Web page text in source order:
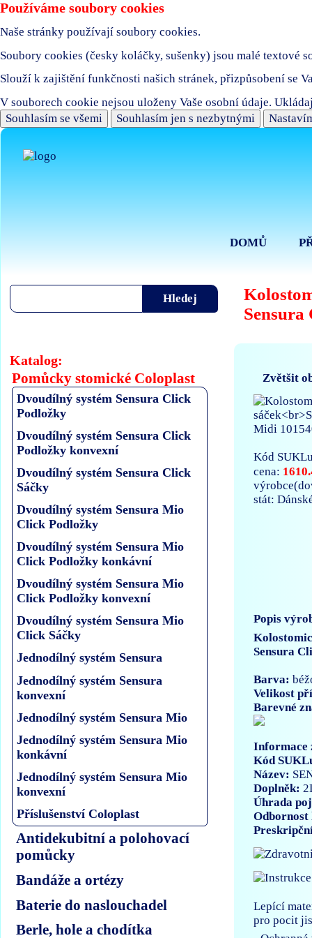
Používáme soubory cookies
Naše stránky používají soubory cookies.
Soubory cookies (česky koláčky, sušenky) jsou malé textové
Slouží k zajištění funkčnosti našich stránek, přizpůsobení se
V souborech cookie nejsou uloženy Vaše osobní údaje.
Souhlasím se všemi
Souhlasím jen s nezbytnými
DOMŮ
Katalog:
Pomůcky stomické Coloplast
Dvoudílný systém Sensura Click
Podložky
Dvoudílný systém Sensura Click
Podložky konvexní
Dvoudílný systém Sensura Click
Sáčky
Dvoudílný systém Sensura Mio
Click Podložky
Dvoudílný systém Sensura Mio
Click Podložky konkávní
Dvoudílný systém Sensura Mio
Click Podložky konvexní
Dvoudílný systém Sensura Mio
Click Sáčky
Jednodílný systém Sensura
Jednodílný systém Sensura
konvexní
Jednodílný systém Sensura Mio
Jednodílný systém Sensura Mio
konkávní
Jednodílný systém Sensura Mio
konvexní
Příslušenství Coloplast
Antidekubitní a polohovací
pomůcky
Bandáže a ortézy
Baterie do naslouchadel
Berle, hole a chodítka
Zvětšit
Kód
cena:
stát:
Popis
Sensura
Barva:
Velikost
Barevné
Informace
Kód
Název:
Doplněk:
Úhrada
Lepící
pro pocit